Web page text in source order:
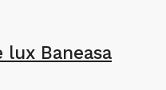
Baneasa